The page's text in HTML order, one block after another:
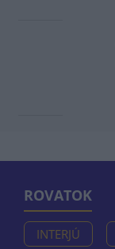
ROVATOK
INTERJÚ